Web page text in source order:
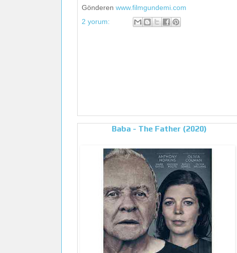
Gönderen www.filmgundemi.com
2 yorum:
Baba - The Father (2020)